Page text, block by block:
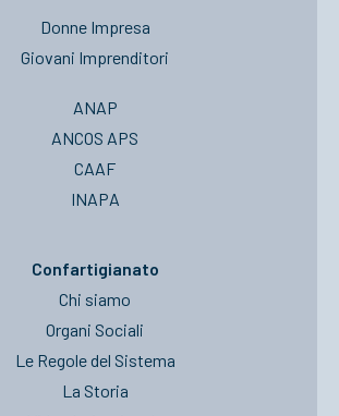
Donne Impresa
Giovani Imprenditori
ANAP
ANCOS APS
CAAF
INAPA
Confartigianato
Chi siamo
Organi Sociali
Le Regole del Sistema
La Storia